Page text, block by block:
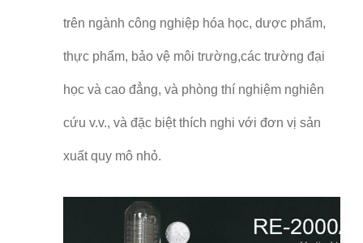
trên ngành công nghiệp hóa học, dược phẩm,
thực phẩm, bảo vệ môi trường,các trường đại
học và cao đẳng, và phòng thí nghiệm nghiên
cứu v.v., và đặc biệt thích nghi với đơn vị sản
xuất quy mô nhỏ.